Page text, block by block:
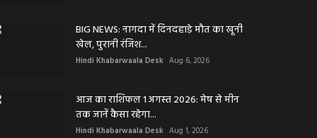
BIG NEWS: नागदा में दिनदहाड़े मौत का खूनी
खेल, पुरानी रंजिश...
Hindi Khabarwaala Desk Aug 6, 2026
आज का राशिफल 1 अगस्त 2026: मेष से मीन
तक जानें कैसा रहेगा...
Hindi Khabarwaala Desk Aug 1, 2026